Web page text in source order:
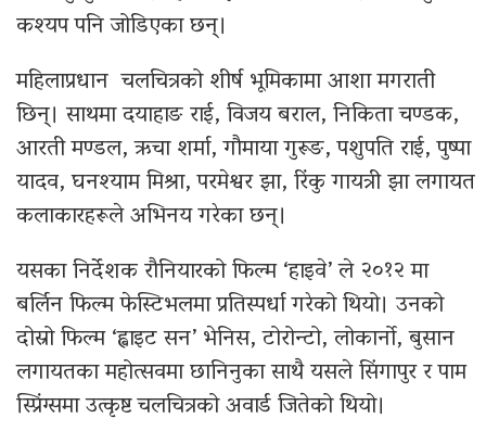
कश्यप पनि जोडिएका छन्।
महिलाप्रधान चलचित्रको शीर्ष भूमिकामा आशा मगराती
छिन्। साथमा दयाहाङ राई, विजय बराल, निकिता चण्डक,
आरती मण्डल, ऋचा शर्मा, गौमाया गुरूङ, पशुपति राई, पुष्पा
यादव, घनश्याम मिश्रा, परमेश्वर झा, रिंकु गायत्री झा लगायत
कलाकारहरूले अभिनय गरेका छन्।
यसका निर्देशक रौनियारको फिल्म ‘हाइवे’ ले २०१२ मा
बर्लिन फिल्म फेस्टिभलमा प्रतिस्पर्धा गरेको थियो। उनको
दोस्रो फिल्म ‘ह्वाइट सन’ भेनिस, टोरोन्टो, लोकार्नो, बुसान
लगायतका महोत्सवमा छानिनुका साथै यसले सिंगापुर र पाम
स्प्रिंग्समा उत्कृष्ट चलचित्रको अवार्ड जितेको थियो।